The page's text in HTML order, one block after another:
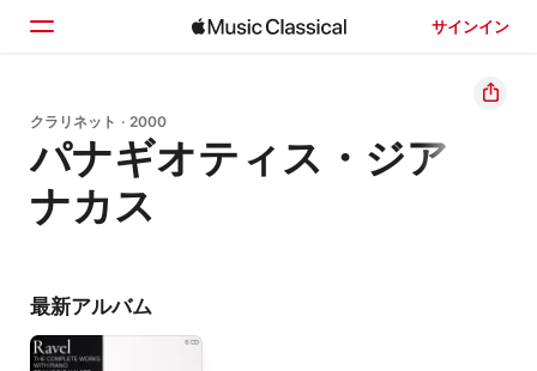
サインイン
ホーム
見つける
検索
クラリネット · 2000
パナギオティス・ジア
ナカス
最新アルバム